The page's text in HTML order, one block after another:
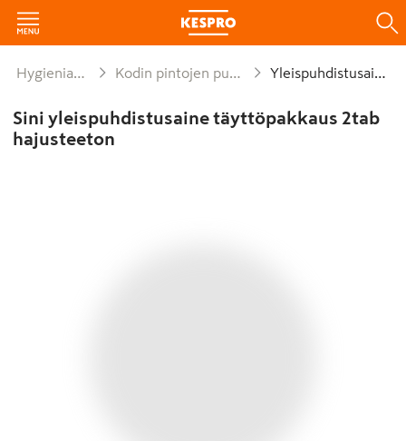
Hygienia ja siivous Kodin pintojen puhdistusaineet Yleispuhdistusaineet
Sini yleispuhdistusaine täyttöpakkaus 2tab
hajusteeton